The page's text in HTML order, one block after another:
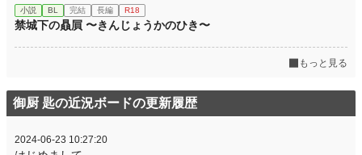
小説 BL 完結 長編 R18
禁城下の贔屓 〜きんじょうかのひき〜
もっと見る
御厨 匙の近況ボードの更新履歴
2024-06-23 10:27:20